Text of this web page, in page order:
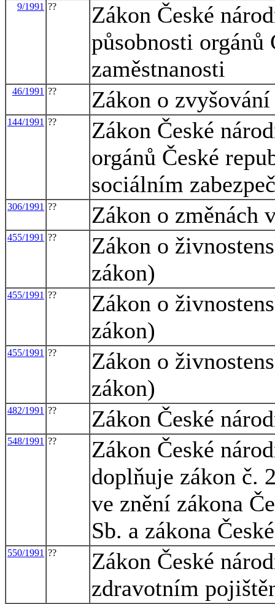
9/1991 ??
Zákon České
působnosti orgánů
zaměstnanosti
46/1991 ?? Zákon o
144/1991 ??
Zákon České
orgánů České
sociálním
306/1991 ?? Zákon o změnách
455/1991 ??
Zákon o
zákon)
455/1991 ??
Zákon o
zákon)
455/1991 ??
Zákon o
zákon)
482/1991 ?? Zákon České
548/1991 ??
Zákon České
doplňuje zákon č.
ve znění zákona
Sb. a zákona
550/1991 ??
Zákon České
zdravotním